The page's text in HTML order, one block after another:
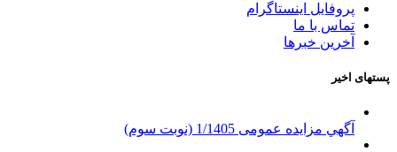
پروفایل اینستاگرام
تماس با ما
آخرین خبرها
پستهای اخیر
آگهي مزایده عمومی 1/1405 (نوبت سوم)